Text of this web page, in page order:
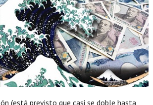
(está previsto que casi se doble hasta